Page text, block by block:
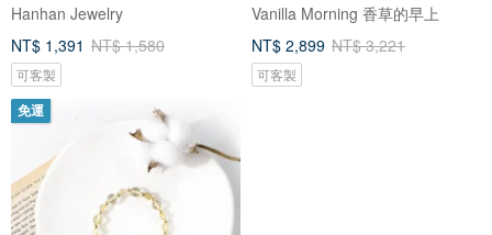
Hanhan Jewelry
NT$ 1,391 NT$ 1,580
可客製
Vanilla Morning 香草的早上
NT$ 2,899 NT$ 3,221
可客製
免運